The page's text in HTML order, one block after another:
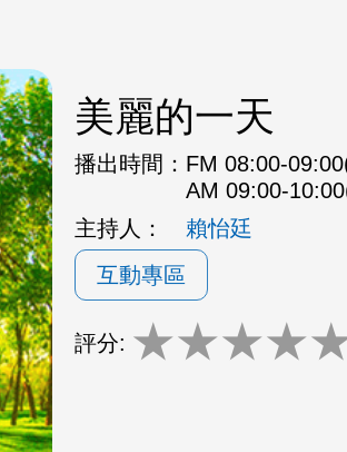
美麗的一天
播出時間： FM 08:00-
AM 09:00-
主持人：
賴怡廷
互動專區
評分: ★★★★